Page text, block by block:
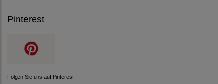
Pinterest
Folgen Sie uns auf Pinterest